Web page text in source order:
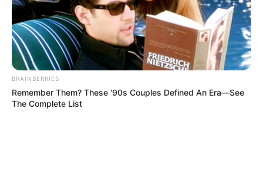
BRAINBERRIES
Remember Them? These '90s Couples Defined An Era—See
The Complete List